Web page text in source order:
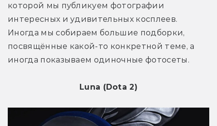
которой мы публикуем фотографии
интересных и удивительных косплеев.
Иногда мы собираем большие подборки,
посвящённые какой-то конкретной теме, а
иногда показываем одиночные фотосеты.
Luna (Dota 2)